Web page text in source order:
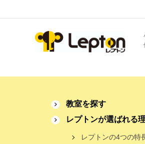
教室を探す
レプトンが選ばれる
レプトンの4つの特